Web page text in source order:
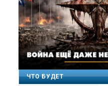
ЧТО БУДЕТ